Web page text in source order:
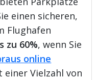
einen sicheren,
Flughafen
zu 60%, wenn Sie
online
Vielzahl von